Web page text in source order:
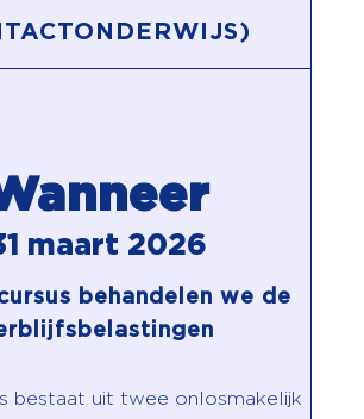
maart 2026
behandelen we de
bestaat uit twee onlosmakelijk